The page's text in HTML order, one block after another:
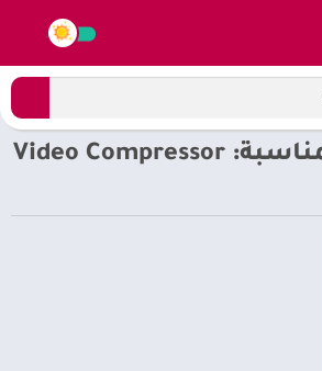
ضع الكلمة المناسبة: Video Compressor